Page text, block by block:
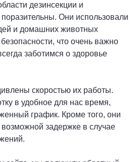
дезинсекции и
Они использовали
и домашних животных
что очень важно
заботимся о здоровье
скоростью их работы.
в удобное для нас время,
график. Кроме того, они
задержке в случае